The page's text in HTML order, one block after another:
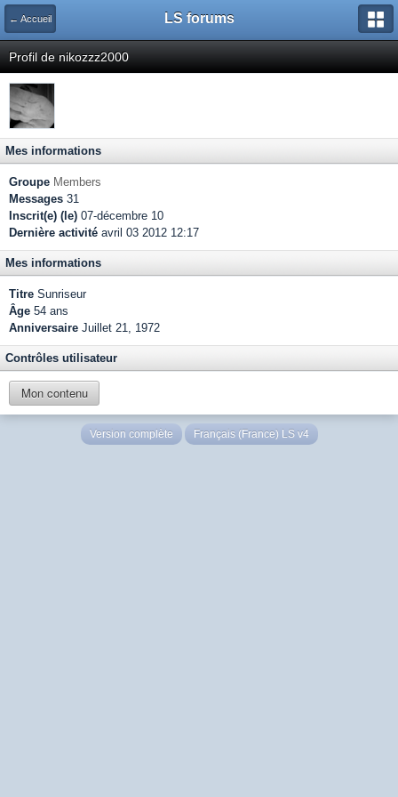
← Accueil LS forums
Profil de nikozzz2000
Mes informations
Groupe Members
Messages 31
Inscrit(e) (le) 07-décembre 10
Dernière activité avril 03 2012 12:17
Mes informations
Titre Sunriseur
Âge 54 ans
Anniversaire Juillet 21, 1972
Contrôles utilisateur
Mon contenu
Version complète Français (France) LS v4